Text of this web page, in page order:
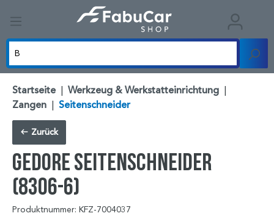
Startseite | Werkzeug & Werkstatteinrichtung |
Zangen | Seitenschneider
Zurück
GEDORE Seitenschneider
(8306-6)
Produktnummer: KFZ-7004037